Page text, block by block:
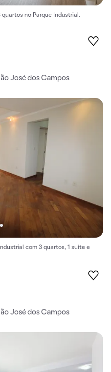
no Parque Industrial.
José dos Campos
com 3 quartos, 1 suíte e
José dos Campos